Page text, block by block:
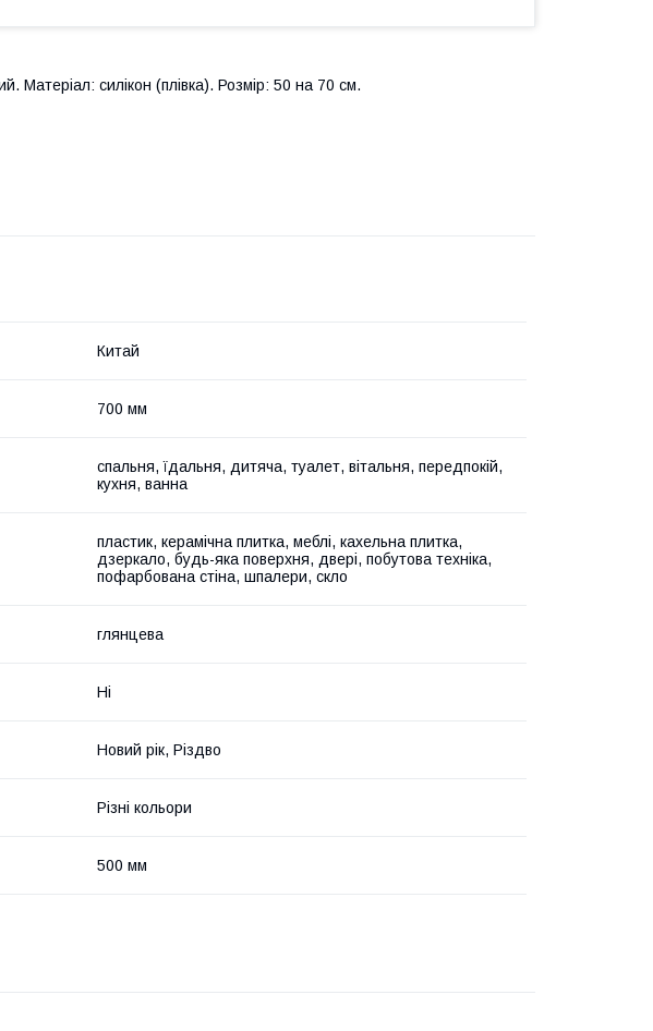
Матеріал: силікон (плівка). Розмір: 50 на 70 см.
Китай
700 мм
спальня, їдальня, дитяча, туалет, вітальня, передпокій,
кухня, ванна
пластик, керамічна плитка, меблі, кахельна плитка,
дзеркало, будь-яка поверхня, двері, побутова техніка,
пофарбована стіна, шпалери, скло
глянцева
Ні
Новий рік, Різдво
Різні кольори
500 мм